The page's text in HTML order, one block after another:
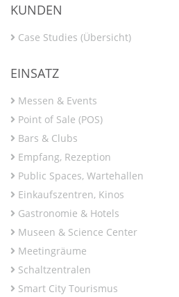
KUNDEN
Case Studies (Übersicht)
EINSATZ
Messen & Events
Point of Sale (POS)
Bars & Clubs
Empfang, Rezeption
Public Spaces, Wartehallen
Einkaufszentren, Kinos
Gastronomie & Hotels
Museen & Science Center
Meetingräume
Schaltzentralen
Smart City Tourismus